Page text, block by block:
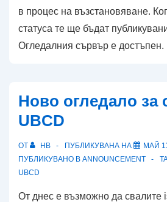
в процес на възстановяване.
статуса те ще бъдат
Огледалния сървър е достъпен.
Ново огледало за
UBCD
ОТ HB ПУБЛИКУВАНА НА
МАЙ
ПУБЛИКУВАНО В ANNOUNCEMENT
UBCD
От днес е възможно да свалите